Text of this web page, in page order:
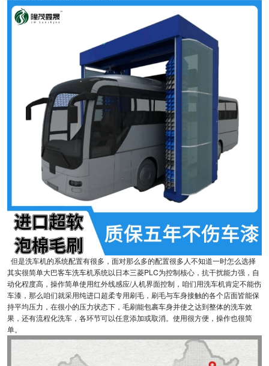
但是洗车机的系统配置有很多，面对那么多的配置很多人不知道一时怎么选择
其实很简单大巴客车洗车机系统以日本三菱PLC为控制核心，抗干扰能力强，自
动化程度高，操作简单使用红外线感应/人机界面控制，咱们用洗车机肯定不能伤
车漆，那么咱们就采用纯进口超柔专用刷毛，刷毛与车身接触的各个店面皆能保
持平均压力，在很小的压力状态下，毛刷能包裹车身并使之达到整体的洗车效
果，还有流程化洗车，各环节可以任意添加或取消。使用很方便，操作也很简
单。